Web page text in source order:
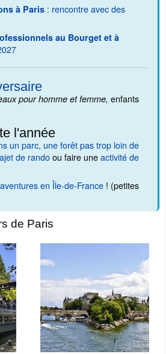
à Paris : rencontre avec des
au Bourget et à
pour homme et femme, enfants
l'année
un parc, une forêt pas trop loin de
de randoou faire uneactivité de
en Île-de-France ! (petites
de Paris